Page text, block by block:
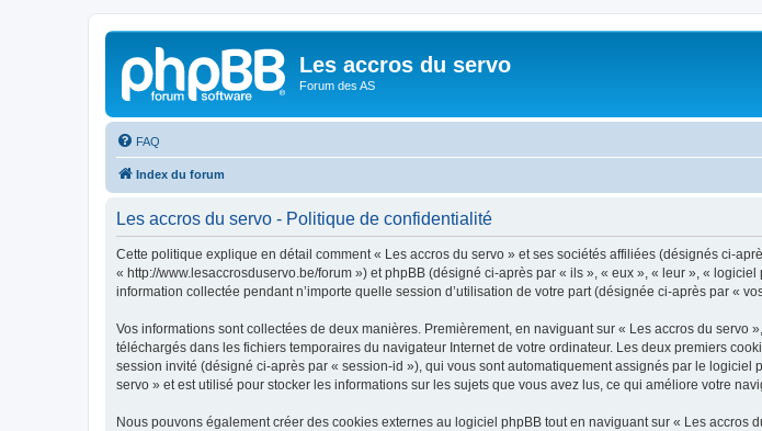
Les accros du servo
Forum des AS
FAQ
Index du forum
Les accros du servo - Politique de confidentialité
Cette politique explique en détail comment « Les accros du servo » et ses sociétés affiliées (désignés ci-
« http://www.lesaccrosduservo.be/forum ») et phpBB (désigné ci-après par « ils », « eux », « leur », «
information collectée pendant n’importe quelle session d’utilisation de votre part (désignée ci-après par «
Vos informations sont collectées de deux manières. Premièrement, en naviguant sur « Les accros du
téléchargés dans les fichiers temporaires du navigateur Internet de votre ordinateur. Les deux premiers
session invité (désigné ci-après par « session-id »), qui vous sont automatiquement assignés par le
servo » et est utilisé pour stocker les informations sur les sujets que vous avez lus, ce qui améliore votre
Nous pouvons également créer des cookies externes au logiciel phpBB tout en naviguant sur « Les